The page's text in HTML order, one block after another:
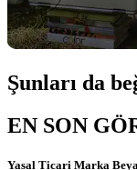
Şunları da
EN SON
Yasal Ticari Marka